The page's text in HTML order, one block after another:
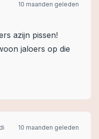
10 maanden geleden
azijn pissen!
jaloers op die
10 maanden geleden